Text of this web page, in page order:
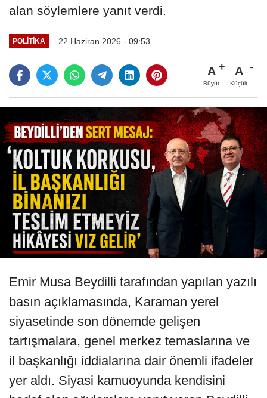
alan söylemlere yanıt verdi.
POLITIKA 22 Haziran 2026 - 09:53
A
Büyüt
A
Küçült
Emir Musa Beydilli tarafından yapılan yazılı
basın açıklamasında, Karaman yerel
siyasetinde son dönemde gelişen
tartışmalara, genel merkez temaslarına ve
il başkanlığı iddialarına dair önemli ifadeler
yer aldı. Siyasi kamuoyunda kendisini